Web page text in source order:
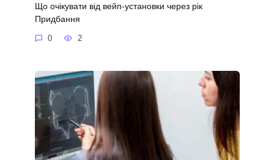
Що очікувати від вейп-установки через рік
Придбання
0 2